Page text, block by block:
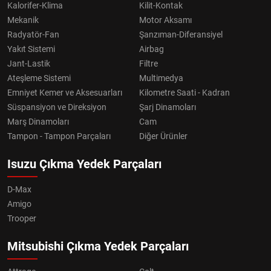
Kalorifer-Klima
Kilit-Kontak
Mekanik
Motor Aksamı
Radyatör-Fan
Şanzıman-Diferansiyel
Yakıt Sistemi
Airbag
Jant-Lastik
Filtre
Ateşleme Sistemi
Multimedya
Emniyet Kemer ve Aksesuarları
Kilometre Saati - Kadran
Süspansiyon ve Direksiyon
Şarj Dinamoları
Marş Dinamoları
Cam
Tampon - Tampon Parçaları
Diğer Ürünler
Isuzu Çıkma Yedek Parçaları
D-Max
Amigo
Trooper
Mitsubishi Çıkma Yedek Parçaları